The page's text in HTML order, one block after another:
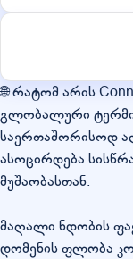
🌐 რატომ არის
გლობალური
საერთაშორისოდ
ასოცირდება
მუშაობასთან.
მაღალი ნდობის
დომენის ფლობა